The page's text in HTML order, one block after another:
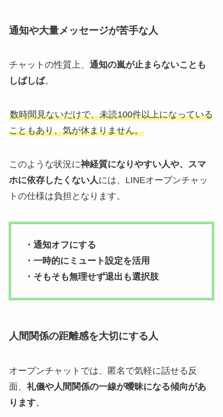
通知や大量メッセージが苦手な人
チャットの性質上、 通知の嵐が止まらないことも
しばしば。
数時間見ないだけで、未読100件以上になっている
こともあり、気が休まりません。
このような状況に神経質になりやすい人や、スマ
ホに依存したくない人 には、LINEオープンチャッ
トの仕様は負担となります。
・通知オフにする
・一時的にミュート設定を活用
・そもそも無理せず退出も選択肢
人間関係の距離感を大切にする人
オープンチャットでは、匿名で気軽に話せる反
面、 礼儀や人間関係の一線が曖昧になる傾向があ
ります。